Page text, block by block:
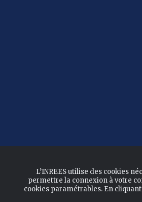
L’INREES utilise des cookies
permettre la connexion à votre
cookies paramétrables. En